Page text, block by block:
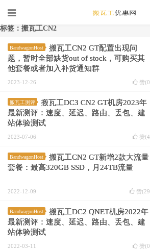
标签：搬瓦工CN2
BandwagonHost
搬瓦工CN2 GT配置出现问
题，暂时全部缺货out of stock，可购买其
他套餐或者加入补货通知群
2023-12-26 赞(0
搬瓦工测评
搬瓦工DC3 CN2 GT机房2023年
最新测评：速度、延迟、路由、丢包、建
站体验测试
2023-07-06 赞(4
BandwagonHost
搬瓦工CN2 GT新增2款大流量
套餐：最高320GB SSD，月24TB流量
2022-12-09 赞(29
BandwagonHost
搬瓦工DC2 QNET机房2022年
最新测评：速度、延迟、路由、丢包、建
站体验测试
2022-03-11 赞(0